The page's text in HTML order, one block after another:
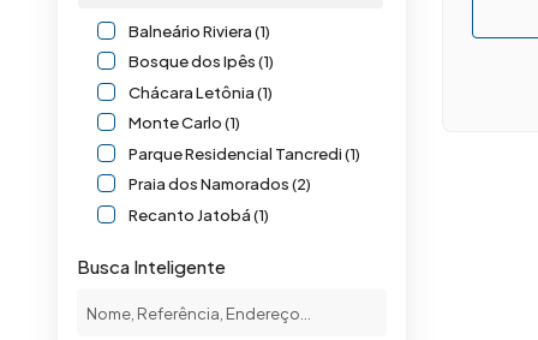
Balneário Riviera (1)
Bosque dos Ipês (1)
Chácara Letônia (1)
Monte Carlo (1)
Parque Residencial Tancredi (1)
Praia dos Namorados (2)
Recanto Jatobá (1)
São Sebastião (1)
Vila Bertini (1)
Busca Inteligente